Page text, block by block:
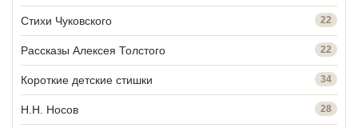
Стихи Чуковского 22
Рассказы Алексея Толстого 22
Короткие детские стишки 34
Н.Н. Носов 28